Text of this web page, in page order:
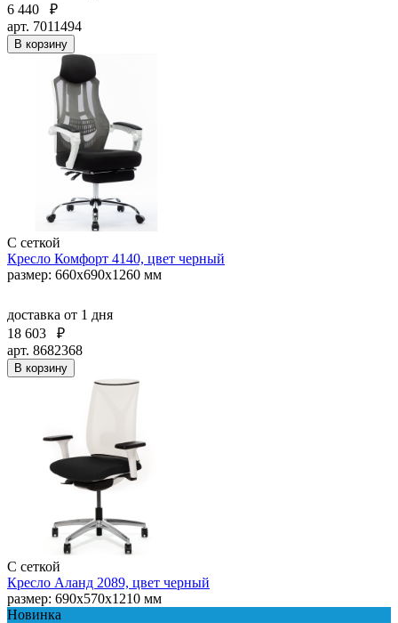
6 440
₽
арт. 7011494
В корзину
С сеткой
Кресло Комфорт 4140, цвет черный
размер: 660х690х1260 мм
доставка от 1 дня
18 603
₽
арт. 8682368
В корзину
С сеткой
Кресло Аланд 2089, цвет черный
размер: 690x570x1210 мм
Новинка